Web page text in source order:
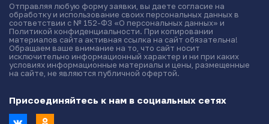
Отправляя любую форму заявки, вы даете согласие на
обработку и использование своих персональных данных в
соответствии с № 152-ФЗ «О персональных данных» и
Политикой конфиденциальности. При копировании
материалов сайта активная ссылка на сайт обязательна!
Обращаем ваше внимание на то, что сайт носит
исключительно информационный характер и ни при каких
условиях информационные материалы и цены, размещенные
на сайте, не являются публичной офертой.
Присоединяйтесь к нам в социальных сетях